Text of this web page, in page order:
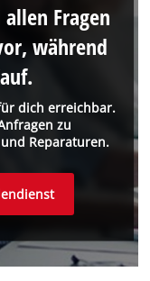
dich erreichbar.
zu
Reparaturen.
Fragen
während